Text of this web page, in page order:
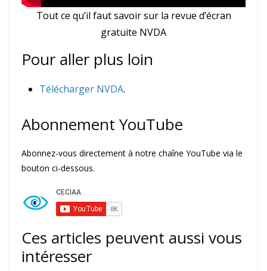
Tout ce qu’il faut savoir sur la revue d’écran
gratuite NVDA
Pour aller plus loin
Télécharger NVDA.
Abonnement YouTube
Abonnez-vous directement à notre chaîne YouTube via le
bouton ci-dessous.
Ces articles peuvent aussi vous
intéresser